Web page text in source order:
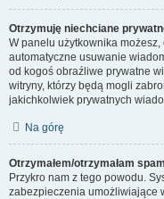
Otrzymuję niechciane
W panelu użytkownika
automatyczne usuwanie
od kogoś obraźliwe prywatne
witryny, którzy będą mogli
jakichkolwiek prywatnych
Na górę
Otrzymałem/otrzymałam
Przykro nam z tego powodu.
zabezpieczenia umożliwiające